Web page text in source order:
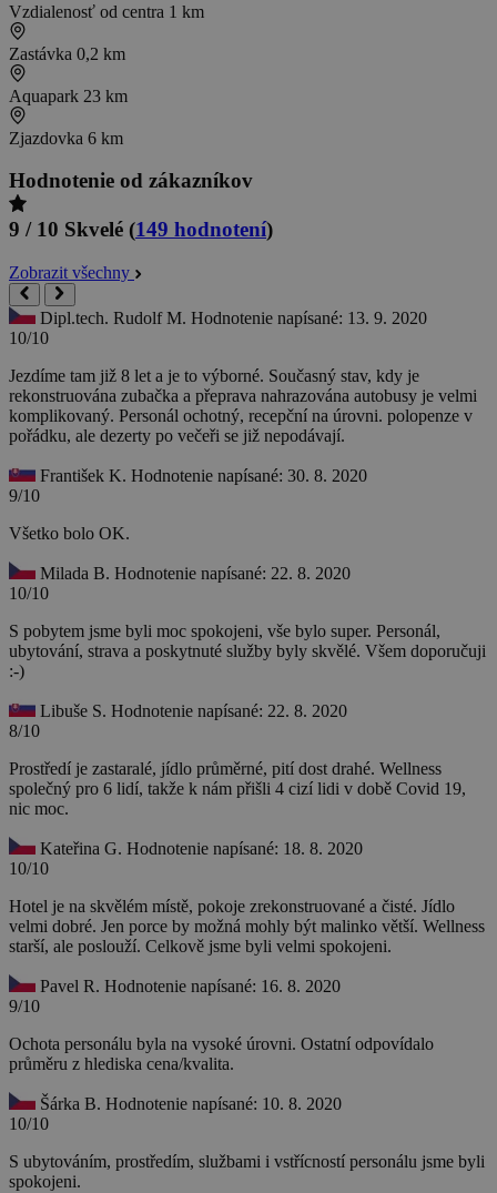
Vzdialenosť od centra 1 km
Zastávka 0,2 km
Aquapark 23 km
Zjazdovka 6 km
Hodnotenie od zákazníkov
9 / 10 Skvelé (149 hodnotení)
Zobrazit všechny
Dipl.tech. Rudolf M. Hodnotenie napísané: 13. 9. 2020
10/10
Jezdíme tam již 8 let a je to výborné. Současný stav, kdy je
rekonstruována zubačka a přeprava nahrazována autobusy je velmi
komplikovaný. Personál ochotný, recepční na úrovni. polopenze v
pořádku, ale dezerty po večeři se již nepodávají.
František K. Hodnotenie napísané: 30. 8. 2020
9/10
Všetko bolo OK.
Milada B. Hodnotenie napísané: 22. 8. 2020
10/10
S pobytem jsme byli moc spokojeni, vše bylo super. Personál,
ubytování, strava a poskytnuté služby byly skvělé. Všem doporučuji
:-)
Libuše S. Hodnotenie napísané: 22. 8. 2020
8/10
Prostředí je zastaralé, jídlo průměrné, pití dost drahé. Wellness
společný pro 6 lidí, takže k nám přišli 4 cizí lidi v době Covid 19,
nic moc.
Kateřina G. Hodnotenie napísané: 18. 8. 2020
10/10
Hotel je na skvělém místě, pokoje zrekonstruované a čisté. Jídlo
velmi dobré. Jen porce by možná mohly být malinko větší. Wellness
starší, ale poslouží. Celkově jsme byli velmi spokojeni.
Pavel R. Hodnotenie napísané: 16. 8. 2020
9/10
Ochota personálu byla na vysoké úrovni. Ostatní odpovídalo
průměru z hlediska cena/kvalita.
Šárka B. Hodnotenie napísané: 10. 8. 2020
10/10
S ubytováním, prostředím, službami i vstřícností personálu jsme byli
spokojeni.